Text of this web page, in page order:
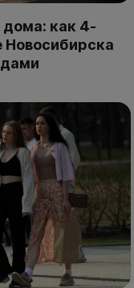
как 4-
Новосибирска